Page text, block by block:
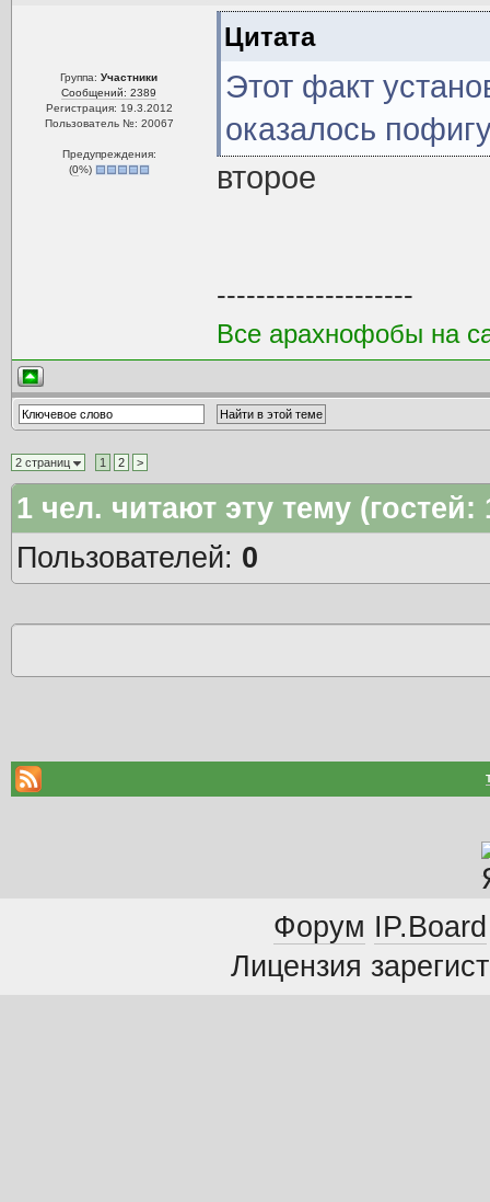
Группа:Участники
Сообщений: 2389
Регистрация: 19.3.2012
Пользователь №: 20067
Предупреждения:
(0%)
Цитата
Этот факт
оказалось
второе
--------------------
Все арахнофобы на
2 страниц 1 2 >
1чел. читают эту тему
Пользователей: 0
Форум IP.Board
Лицензия